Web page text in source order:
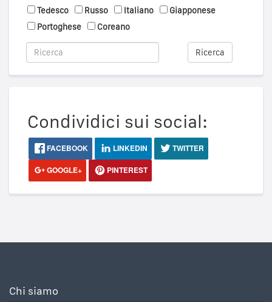
Tedesco
Russo Italiano
Giapponese
Portoghese
Coreano
Ricerca
Condividici sui social:
FACEBOOK LINKEDIN
TWITTER
GOOGLE+
PINTEREST
Chi siamo